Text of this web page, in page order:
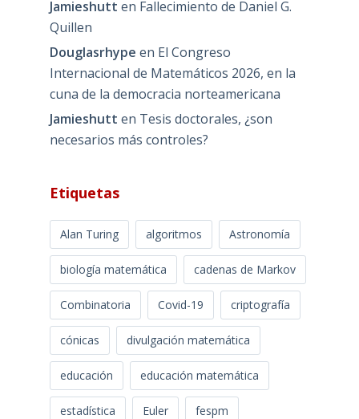
Jamieshutt en Fallecimiento de Daniel G.
Quillen
Douglasrhype en El Congreso
Internacional de Matemáticos 2026, en la
cuna de la democracia norteamericana
Jamieshutt en Tesis doctorales, ¿son
necesarios más controles?
Etiquetas
Alan Turing algoritmos Astronomía
biología matemática cadenas de Markov
Combinatoria Covid-19 criptografía
cónicas divulgación matemática
educación educación matemática
estadística Euler fespm